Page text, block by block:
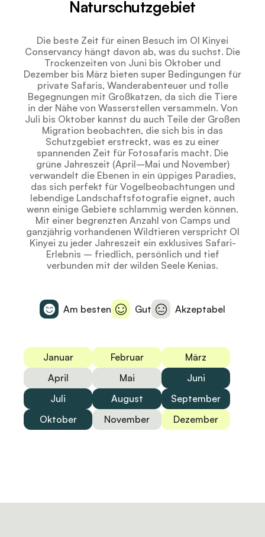
Naturschutzgebiet
Die beste Zeit für einen Besuch im Ol Kinyei
Conservancy hängt davon ab, was du suchst. Die
Trockenzeiten von Juni bis Oktober und
Dezember bis März bieten super Bedingungen für
private Safaris, Wanderabenteuer und tolle
Begegnungen mit Großkatzen, da sich die Tiere
in der Nähe von Wasserstellen versammeln. Von
Juli bis Oktober kannst du auch Teile der Großen
Migration beobachten, die sich bis in das
Schutzgebiet erstreckt, was es zu einer
spannenden Zeit für Fotosafaris macht. Die
grüne Jahreszeit (April–Mai und November)
verwandelt die Ebenen in ein üppiges Paradies,
das sich perfekt für Vogelbeobachtungen und
lebendige Landschaftsfotografie eignet, auch
wenn einige Gebiete schlammig werden können.
Mit einer begrenzten Anzahl von Camps und
ganzjährig vorhandenen Wildtieren verspricht Ol
Kinyei zu jeder Jahreszeit ein exklusives Safari-
Erlebnis – friedlich, persönlich und tief
verbunden mit der wilden Seele Kenias.
Am besten Gut Akzeptabel
Januar Februar
März
April
Mai
Juni
Juli
August
September
Oktober
November Dezember